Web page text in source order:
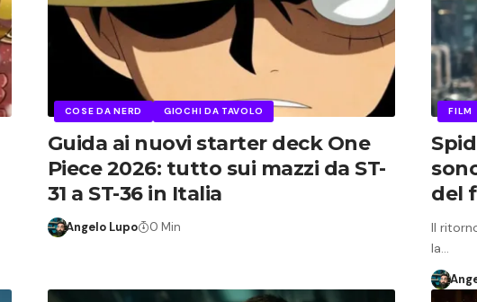
COSE DA NERD GIOCHI DA TAVOLO
Guida ai nuovi starter deck One
Piece 2026: tutto sui mazzi da ST-
31 a ST-36 in Italia
Angelo Lupo 0 Min
FILM
del
Il
la…